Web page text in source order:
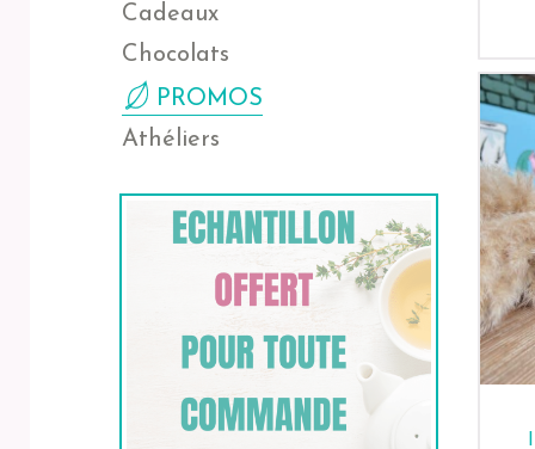
Cadeaux
Chocolats
PROMOS
Athéliers